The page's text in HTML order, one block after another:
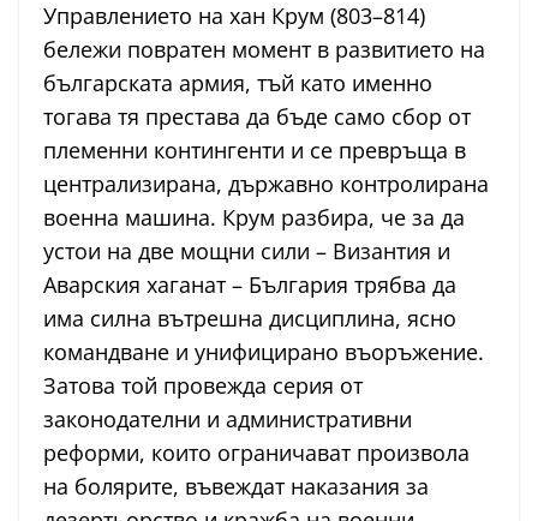
Управлението на хан Крум (803–814)
бележи повратен момент в развитието на
българската армия, тъй като именно
тогава тя престава да бъде само сбор от
племенни контингенти и се превръща в
централизирана, държавно контролирана
военна машина. Крум разбира, че за да
устои на две мощни сили – Византия и
Аварския хаганат – България трябва да
има силна вътрешна дисциплина, ясно
командване и унифицирано въоръжение.
Затова той провежда серия от
законодателни и административни
реформи, които ограничават произвола
на болярите, въвеждат наказания за